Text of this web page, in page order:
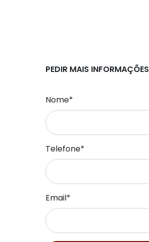
PEDIR MAIS INFORMAÇÕES
Nome*
Telefone*
Email*